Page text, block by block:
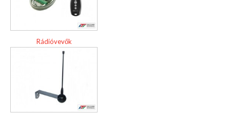
Rádióvevők